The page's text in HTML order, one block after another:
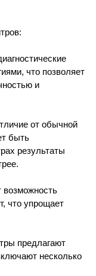
что позволяет
и
от обычной
быть
результаты
возможность
что упрощает
предлагают
несколько